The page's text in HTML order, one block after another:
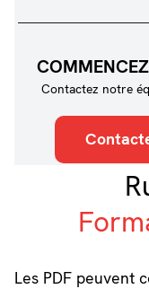
Les PDF peuvent
Contactez notre